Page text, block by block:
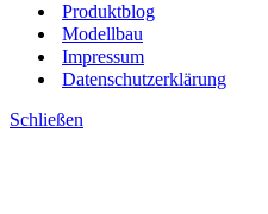
Produktblog
Modellbau
Impressum
Datenschutzerklärung
Schließen